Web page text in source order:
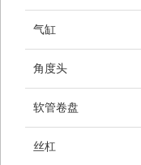
气缸
角度头
软管卷盘
丝杠